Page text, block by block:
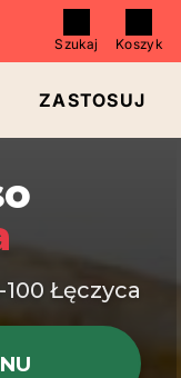
Szukaj Koszyk
ZASTOSUJ
Łęczyca